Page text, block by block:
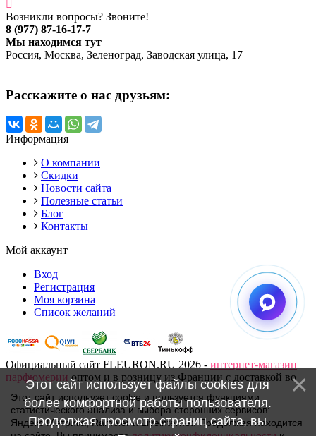
Возникли вопросы? Звоните!
8 (977) 87-16-17-7
Мы находимся тут
Россия, Москва, Зеленоград, Заводская улица, 17
Расскажите о нас друзьям:
Информация
О компании
Скидки
Новости сайта
Полезные статьи
Блог
Контакты
Мой аккаунт
Вход
Регистрация
Моя корзина
Список желаний
Официальный сайт FLEURON.RU 2026 - интернет-магазин
парфюмерии оптом и в розницу из Франции с доставкой во
все регионы России. Часто покупают: Москва, Екатеринбург,
Чебоксары, Нижний Новгород, Челябинск, Томск, Тюмень,
Якутия, Владивосток, Пермь, Пенза, Владимир, Иваново,
Саратов, Самара, Мурманск, Краснодар, Ростов-на-Дону,
Этот сайт испольузет cookie и пользуется функциями
статистического анализа и выбора сторонних сервисов:
Яндекс Метрика, Rambler и Liveinternet. Продолжая находится
Этот сайт использует файлы cookies для
более комфортной работы пользователя.
Продолжая просмотр страниц сайта, вы